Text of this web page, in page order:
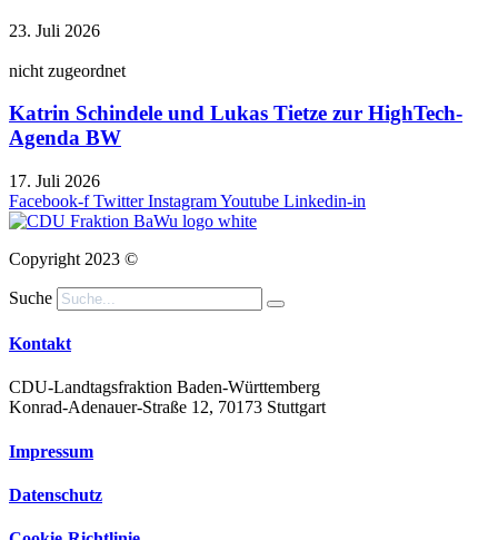
23. Juli 2026
nicht zugeordnet
Katrin Schindele und Lukas Tietze zur HighTech-
Agenda BW
17. Juli 2026
Facebook-f Twitter InstagramYoutube Linkedin-in
Copyright 2023 ©
Suche
Kontakt
CDU-Landtagsfraktion Baden-Württemberg
Konrad-Adenauer-Straße 12, 70173 Stuttgart
Impressum
Datenschutz